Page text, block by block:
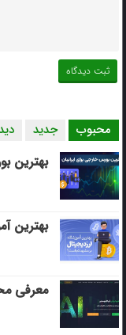
محبوب جدید
بهترین
بهترین
معرفی